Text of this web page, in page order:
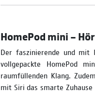
HomePod mini –
Der faszinierende und mit
vollgepackte HomePod
raumfüllenden Klang.
mit Siri das smarte